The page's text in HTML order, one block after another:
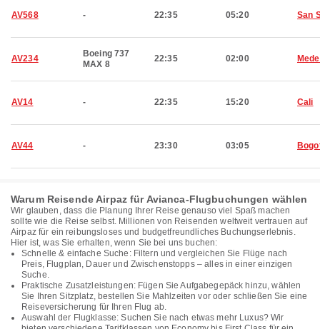
AV568 - 22:35 05:20 San
AV234
Boeing 737
MAX 8
22:35 02:00
AV14 - 22:35 15:20 Cali
AV44 - 23:30 03:05
Warum Reisende Airpaz für Avianca-Flugbuchungen wählen
Wir glauben, dass die Planung Ihrer Reise genauso viel Spaß machen
sollte wie die Reise selbst. Millionen von Reisenden weltweit vertrauen auf
Airpaz für ein reibungsloses und budgetfreundliches Buchungserlebnis.
Hier ist, was Sie erhalten, wenn Sie bei uns buchen:
Schnelle & einfache Suche: Filtern und vergleichen Sie Flüge nach
Preis, Flugplan, Dauer und Zwischenstopps – alles in einer einzigen
Suche.
Praktische Zusatzleistungen: Fügen Sie Aufgabegepäck hinzu, wählen
Sie Ihren Sitzplatz, bestellen Sie Mahlzeiten vor oder schließen Sie eine
Reiseversicherung für Ihren Flug ab.
Auswahl der Flugklasse: Suchen Sie nach etwas mehr Luxus? Wir